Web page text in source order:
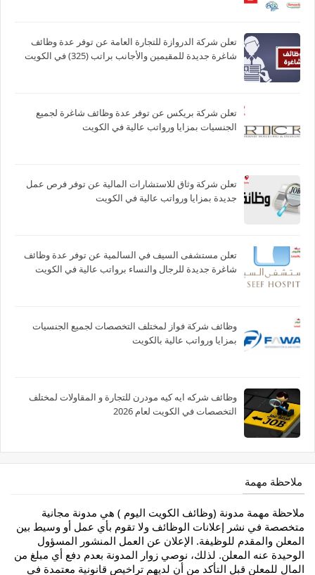
تعلن شركة الدروازة للتجارة العامة عن توفر عدة وظائف
شاغرة جديدة للمقيمين والأجانب براتب (325) في الكويت
تعلن شركة بريكس عن توفر عدة وظائف شاغرة لجميع
الجنسيات بمزايا ورواتب عالية في الكويت
تعلن شركة وثاق للاستشارات المالية عن توفر فرص عمل
جديدة بمزايا ورواتب عالية في الكويت
تعلن مستشفى السيف في السالمية عن توفر عدة وظائف
شاغرة جديدة للرجال والنساء برواتب عالية في الكويت
وظائف شركة فواز لمختلف التخصصات لجميع الجنسيات
بمزايا ورواتب عالية بالكويت
وظائف شركه ايه كيه مودرن للتجارة و المقاولات لمختلف
التخصصات في الكويت لعام 2026
ملاحظة مهمة
ملاحظة مهمة مدونة (وظائف الكويت اليوم ) هي مدونة مجانية
متخصصة في نشر إعلانات الوظائف ولا تقوم بأي عمل أو وسيط بين
المعلن والمقدم للوظيفة. الإعلان عن العمل المنشور المسؤول
الوحيدة عنه المعلن. لذلك، نوصي زوار المدونة بعدم دفع أي مبلغ من
المال للمعلن قبل التأكد من أن لديهم تراخيص قانونية معتمدة في